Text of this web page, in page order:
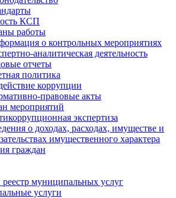
КСП
работы
о контрольных мероприятиях
аналитическая деятельность
отчеты
политика
коррупции
правовые акты
мероприятий
экспертиза
о доходах, расходах, имуществе и
имущественного характера
граждан
муниципальных услуг
услуги